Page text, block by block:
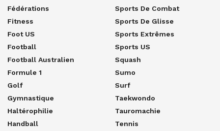
Fédérations
Fitness
Foot US
Football
Football Australien
Formule 1
Golf
Gymnastique
Haltérophilie
Handball
Sports De Combat
Sports De Glisse
Sports Extrêmes
Sports US
Squash
Sumo
Surf
Taekwondo
Tauromachie
Tennis